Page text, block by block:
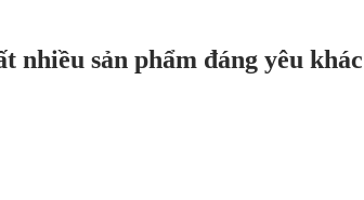
nhiều sản phẩm đáng yêu